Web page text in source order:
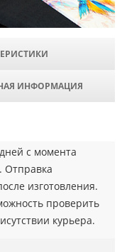
ИНФОРМАЦИЯ
с момента
Отправка
изготовления.
проверить
курьера.